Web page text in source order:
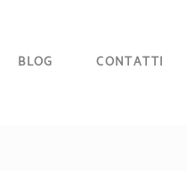
BLOG CONTATTI